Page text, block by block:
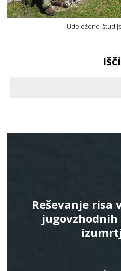
Udeleženci
Išči
Reševanje risa